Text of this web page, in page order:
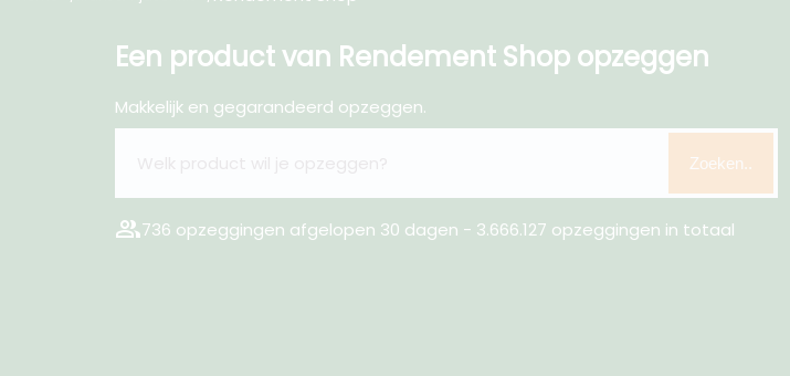
Een product van Rendement Shop opzeggen
Makkelijk en gegarandeerd opzeggen.
Zoeken..
group736 opzeggingen afgelopen 30 dagen - 3.666.127 opzeggingen in totaal